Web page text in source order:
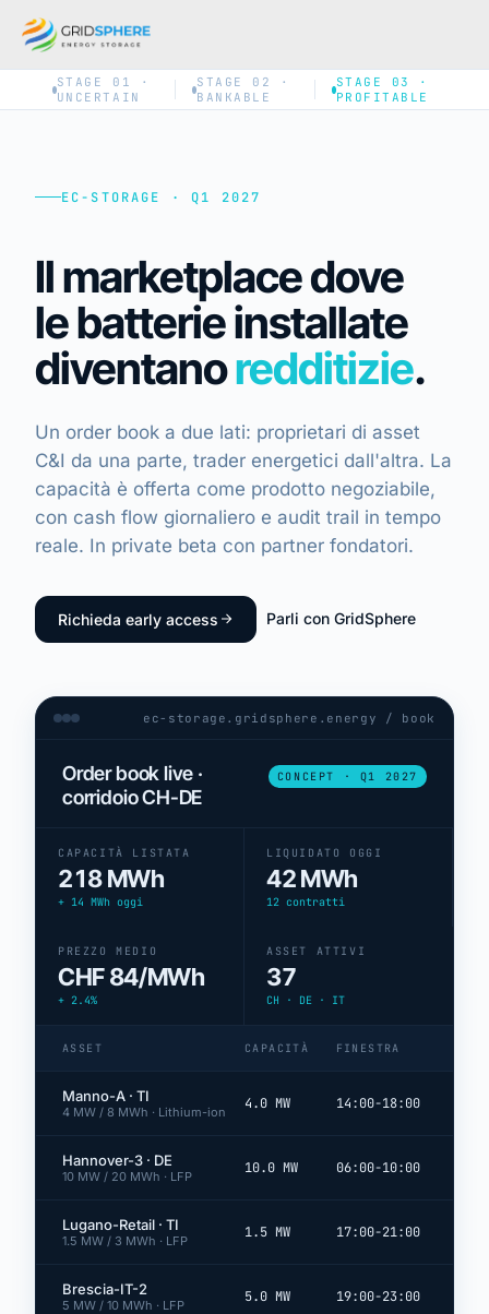
STAGE 01 ·
UNCERTAIN
STAGE 02 ·
BANKABLE
STAGE 03 ·
PROFITABLE
EC-STORAGE · Q1 2027
Il marketplace dove
le batterie installate
diventanoredditizie.
Un order book a due lati: proprietari di asset
C&I da una parte, trader energetici dall'altra. La
capacità è offerta come prodotto negoziabile,
con cash flow giornaliero e audit trail in tempo
reale. In private beta con partner fondatori.
Richieda early access Parli con GridSphere
ec-storage.gridsphere.energy / book
Order book live ·
corridoio CH-DE
CONCEPT · Q1 2027
CAPACITÀ LISTATA
218 MWh
+ 14 MWh oggi
LIQUIDATO OGGI
42 MWh
12 contratti
PREZZO MEDIO
CHF 84/MWh
+ 2.4%
ASSET ATTIVI
37
CH · DE · IT
ASSET CAPACITÀ FINESTRA
Manno-A · TI
4 MW / 8 MWh · Lithium-ion 4.0 MW 14:00-18:00
Hannover-3 · DE
10 MW / 20 MWh · LFP 10.0 MW 06:00-10:00
Lugano-Retail · TI
1.5 MW / 3 MWh · LFP 1.5 MW 17:00-21:00
Brescia-IT-2
5 MW / 10 MWh · LFP 5.0 MW 19:00-23:00